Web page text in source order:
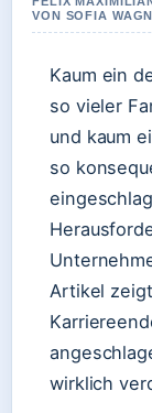
VON SOFIA
Kaum ein
so vieler
und kaum
so
Artikel
wirklich